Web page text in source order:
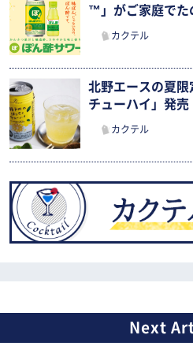
™」がご家庭でた
カクテル
北野エースの夏限
チューハイ」発売
カクテル